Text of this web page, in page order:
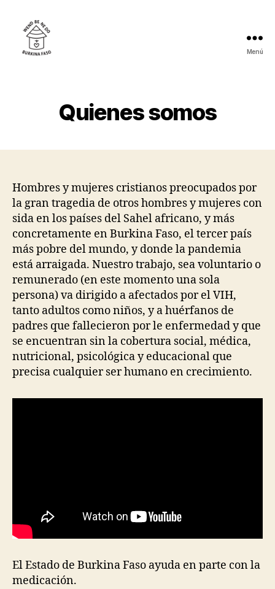
Menú
Quienes somos
Hombres y mujeres cristianos preocupados por
la gran tragedia de otros hombres y mujeres con
sida en los países del Sahel africano, y más
concretamente en Burkina Faso, el tercer país
más pobre del mundo, y donde la pandemia
está arraigada. Nuestro trabajo, sea voluntario o
remunerado (en este momento una sola
persona) va dirigido a afectados por el VIH,
tanto adultos como niños, y a huérfanos de
padres que fallecieron por le enfermedad y que
se encuentran sin la cobertura social, médica,
nutricional, psicológica y educacional que
precisa cualquier ser humano en crecimiento.
El Estado de Burkina Faso ayuda en parte con la
medicación.